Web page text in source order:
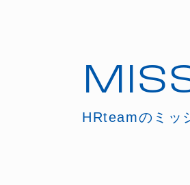
HRteamのミッ